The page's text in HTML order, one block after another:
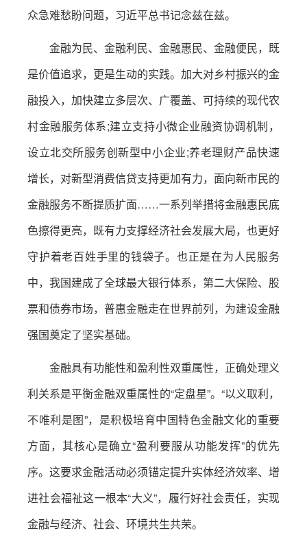
众急难愁盼问题，习近平总书记念兹在兹。
金融为民、金融利民、金融惠民、金融便民，既
是价值追求，更是生动的实践。加大对乡村振兴的金
融投入，加快建立多层次、广覆盖、可持续的现代农
村金融服务体系;建立支持小微企业融资协调机制，
设立北交所服务创新型中小企业;养老理财产品快速
增长，对新型消费信贷支持更加有力，面向新市民的
金融服务不断提质扩面……一系列举措将金融惠民底
色擦得更亮，既有力支撑经济社会发展大局，也更好
守护着老百姓手里的钱袋子。也正是在为人民服务
中，我国建成了全球最大银行体系，第二大保险、股
票和债券市场，普惠金融走在世界前列，为建设金融
强国奠定了坚实基础。
金融具有功能性和盈利性双重属性，正确处理义
利关系是平衡金融双重属性的“定盘星”。“以义取利，
不唯利是图”，是积极培育中国特色金融文化的重要
方面，其核心是确立“盈利要服从功能发挥”的优先
序。这要求金融活动必须锚定提升实体经济效率、增
进社会福祉这一根本“大义”，履行好社会责任，实现
金融与经济、社会、环境共生共荣。